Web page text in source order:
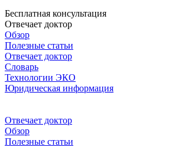
Бесплатная консультация
Отвечает доктор
Обзор
Полезные статьи
Отвечает доктор
Словарь
Технологии ЭКО
Юридическая информация
Отвечает доктор
Обзор
Полезные статьи